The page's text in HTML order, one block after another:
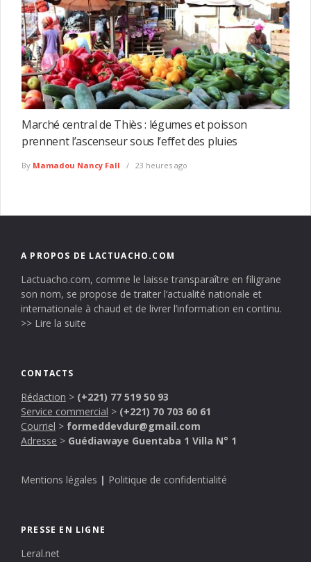
Marché central de Thiès : légumes et poisson
prennent l’ascenseur sous l’effet des pluies
By Mamadou Nancy Fall 23 heures ago
A PROPOS DE LACTUACHO.COM
Lactuacho.com, comme le laisse transparaître en filigrane
son nom, se propose de traiter l’actualité nationale et
internationale à chaud et de livrer l’information en continu.
>> Lire la suite
CONTACTS
Rédaction > (+221) 77 519 50 93
Service commercial > (+221) 70 703 60 61
Courriel > formeddevdur@gmail.com
Adresse > Guédiawaye Guentaba 1 Villa N° 1
Mentions légales | Politique de confidentialité
PRESSE EN LIGNE
Leral.net